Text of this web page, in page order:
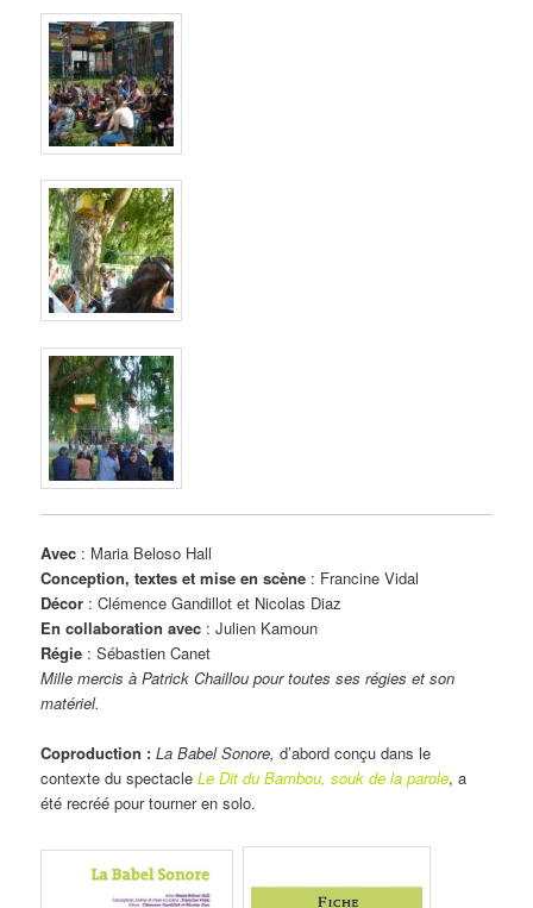
Avec : Maria Beloso Hall
Conception, textes et mise en scène : Francine Vidal
Décor : Clémence Gandillot et Nicolas Diaz
En collaboration avec : Julien Kamoun
Régie : Sébastien Canet
Mille mercis à Patrick Chaillou pour toutes ses régies et son
matériel.
Coproduction : La Babel Sonore, d’abord conçu dans le
contexte du spectacleLe Dit du Bambou, souk de la parole, a
été recréé pour tourner en solo.